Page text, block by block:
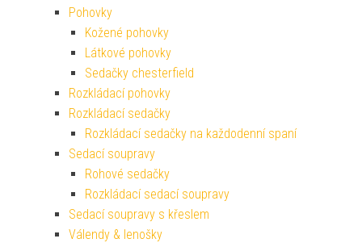
Pohovky
Kožené pohovky
Látkové pohovky
Sedačky chesterfield
Rozkládací pohovky
Rozkládací sedačky
Rozkládací sedačky na každodenní spaní
Sedací soupravy
Rohové sedačky
Rozkládací sedací soupravy
Sedací soupravy s křeslem
Válendy & lenošky